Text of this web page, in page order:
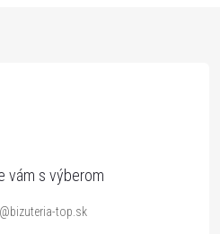
@bizuteria-top.sk